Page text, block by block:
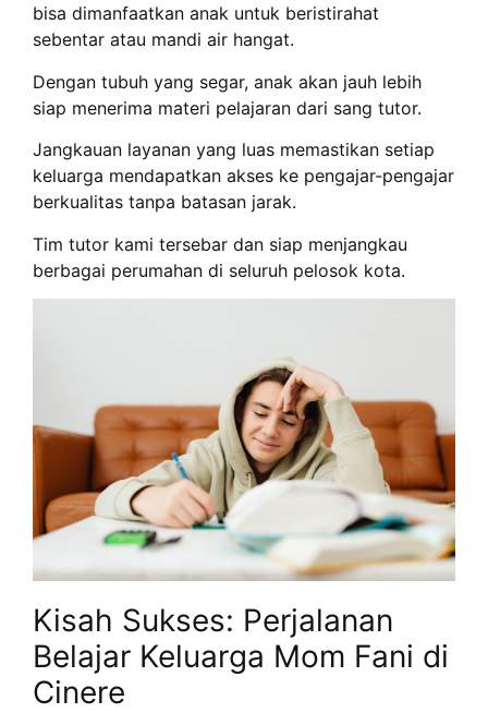
bisa dimanfaatkan anak untuk beristirahat
sebentar atau mandi air hangat.
Dengan tubuh yang segar, anak akan jauh lebih
siap menerima materi pelajaran dari sang tutor.
Jangkauan layanan yang luas memastikan setiap
keluarga mendapatkan akses ke pengajar-pengajar
berkualitas tanpa batasan jarak.
Tim tutor kami tersebar dan siap menjangkau
berbagai perumahan di seluruh pelosok kota.
Kisah Sukses: Perjalanan
Belajar Keluarga Mom Fani di
Cinere